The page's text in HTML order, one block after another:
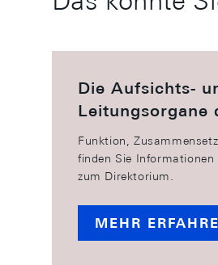
Die Aufsichts-
Leitungsorgane
Funktion,
finden Sie Informationen
zum Direktorium.
MEHR